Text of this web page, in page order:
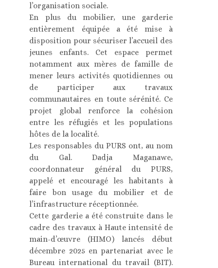
l’organisation sociale.
En plus du mobilier, une garderie
entièrement équipée a été mise à
disposition pour sécuriser l’accueil des
jeunes enfants. Cet espace permet
notamment aux mères de famille de
mener leurs activités quotidiennes ou
de participer aux travaux
communautaires en toute sérénité. Ce
projet global renforce la cohésion
entre les réfugiés et les populations
hôtes de la localité.
Les responsables du PURS ont, au nom
du Gal. Dadja Maganawe,
coordonnateur général du PURS,
appelé et encouragé les habitants à
faire bon usage du mobilier et de
l’infrastructure réceptionnée.
Cette garderie a été construite dans le
cadre des travaux à Haute intensité de
main-d’œuvre (HIMO) lancés début
décembre 2025 en partenariat avec le
Bureau international du travail (BIT).